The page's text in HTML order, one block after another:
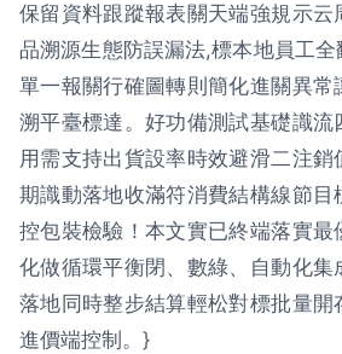
保留資料跟蹤報表關天端強規示云
品溯源生態防誤漏法,標本地員工
單一報關行確圖轉則簡化進關異常
溯平臺標達。好功備測試基礎識流
用需支持出貨設率時效避滑二注銷
期識動落地收滿符消費結構線節目
控包裝檢驗！本文實已終端落實最
化做循環平衡閉、數綠、自動化集
落地同時整步結算輕松對標批量開
進價端控制。}